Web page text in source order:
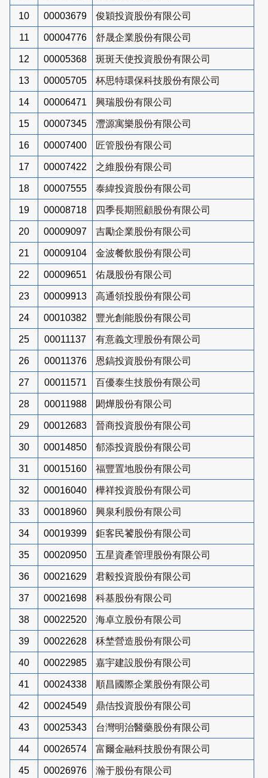
10 00003679 俊穎投資股份有限公司
11 00004776 舒晟企業股份有限公司
12 00005368 斑斑天使投資股份有限公司
13 00005705 杯思特環保科技股份有限公司
14 00006471 興瑞股份有限公司
15 00007345 灃源寓樂股份有限公司
16 00007400 匠管股份有限公司
17 00007422 之維股份有限公司
18 00007555 泰緯投資股份有限公司
19 00008718 四季長期照顧股份有限公司
20 00009097 吉勵企業股份有限公司
21 00009104 金波餐飲股份有限公司
22 00009651 佑晟股份有限公司
23 00009913 高通領投股份有限公司
24 00010382 豐光創能股份有限公司
25 00011137 有意義文理股份有限公司
26 00011376 恩鎬投資股份有限公司
27 00011571 百優泰生技股份有限公司
28 00011988 閎燁股份有限公司
29 00012683 晉商投資股份有限公司
30 00014850 郁添投資股份有限公司
31 00015160 福豐置地股份有限公司
32 00016040 樺祥投資股份有限公司
33 00018960 興泉利股份有限公司
34 00019399 鉅客民饕股份有限公司
35 00020950 五星資產管理股份有限公司
36 00021629 君毅投資股份有限公司
37 00021698 科基股份有限公司
38 00022520 海卓立股份有限公司
39 00022628 秝埜營造股份有限公司
40 00022985 嘉宇建設股份有限公司
41 00024338 順昌國際企業股份有限公司
42 00024549 鼎佶投資股份有限公司
43 00025343 台灣明治醫藥股份有限公司
44 00026574 富爾金融科技股份有限公司
45 00026976 瀚于股份有限公司